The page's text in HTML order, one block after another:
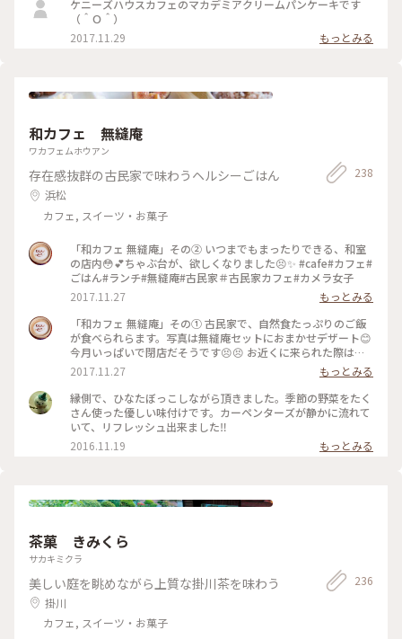
ズハウスカフェ #ソフトクリーム#サンデー#テラス席#暖炉 #
ベストトリップ2024 #スターバックスラスカ熱海店 #東海道線
#相模湾
ケニーズハウスカフェのマカデミアクリームパンケーキです
（＾Ｏ＾）
2017.11.29
もっとみる
和カフェ 無縫庵
ワカフェムホウアン
存在感抜群の古民家で味わうヘルシーごはん
浜松
カフェ, スイーツ・お菓子
238
「和カフェ 無縫庵」その② いつまでもまったりできる、和室
の店内😳💕ちゃぶ台が、欲しくなりました😣✨ #cafe#カフェ#
ごはん#ランチ#無縫庵#古民家＃古民家カフェ#カメラ女子
2017.11.27
もっとみる
「和カフェ 無縫庵」その① 古民家で、自然食たっぷりのご飯
が食べられらます。写真は無縫庵セットにおまかせデザート😊
今月いっぱいで閉店だそうです😣😣 お近くに来られた際は、
ぜひお立ち寄りください😳 #ごはん#ランチ#cafe#古民家#カ
フェ#浜松#無縫庵#オススメ
2017.11.27
もっとみる
縁側で、ひなたぼっこしながら頂きました。季節の野菜をたく
さん使った優しい味付けです。カーペンターズが静かに流れて
いて、リフレッシュ出来ました‼
2016.11.19
もっとみる
茶菓 きみくら
サカキミクラ
美しい庭を眺めながら上質な掛川茶を味わう
掛川
カフェ, スイーツ・お菓子
236